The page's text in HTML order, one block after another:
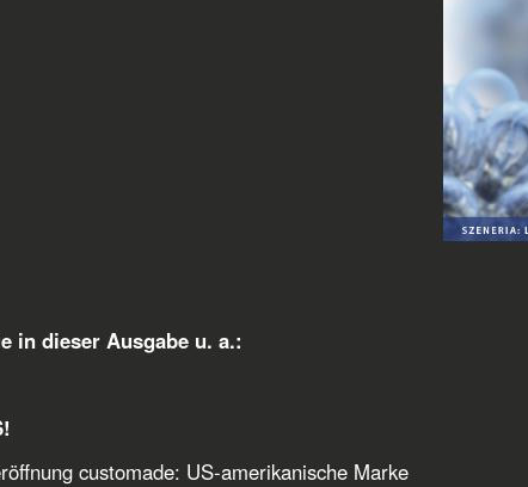
in dieser Ausgabe u. a.:
customade: US-amerikanische Marke